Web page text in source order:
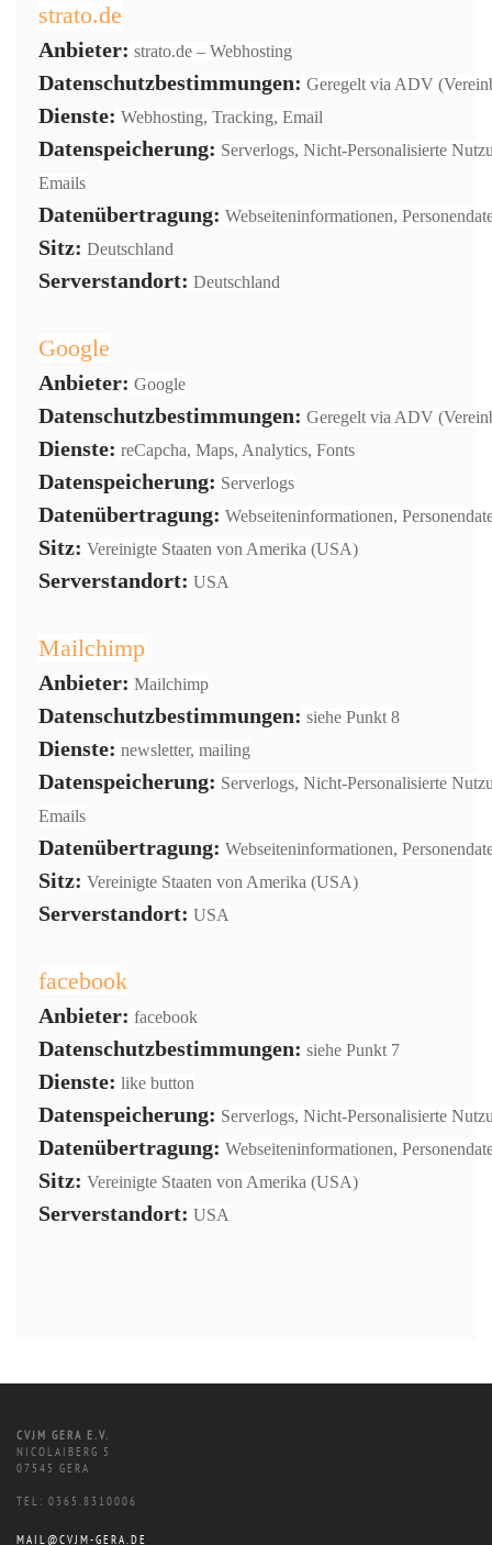
strato.de
Anbieter: strato.de – Webhosting
Datenschutzbestimmungen: Geregelt via ADV
Dienste: Webhosting, Tracking, Email
Datenspeicherung: Serverlogs, Nicht-Personalisierte
Emails
Datenübertragung: Webseiteninformationen,
Sitz: Deutschland
Serverstandort: Deutschland
Google
Anbieter: Google
Datenschutzbestimmungen: Geregelt via ADV
Dienste: reCapcha, Maps, Analytics, Fonts
Datenspeicherung: Serverlogs
Datenübertragung: Webseiteninformationen,
Sitz: Vereinigte Staaten von Amerika (USA)
Serverstandort: USA
Mailchimp
Anbieter: Mailchimp
Datenschutzbestimmungen: siehe Punkt 8
Dienste: newsletter, mailing
Datenspeicherung: Serverlogs, Nicht-Personalisierte
Emails
Datenübertragung: Webseiteninformationen,
Sitz: Vereinigte Staaten von Amerika (USA)
Serverstandort: USA
facebook
Anbieter: facebook
Datenschutzbestimmungen: siehe Punkt 7
Dienste: like button
Datenspeicherung: Serverlogs, Nicht-Personalisierte
Datenübertragung: Webseiteninformationen,
Sitz: Vereinigte Staaten von Amerika (USA)
Serverstandort: USA
CVJM GERA E.V.
NICOLAIBERG 5
07545 GERA
TEL: 0365.8310006
MAIL@CVJM-GERA.DE